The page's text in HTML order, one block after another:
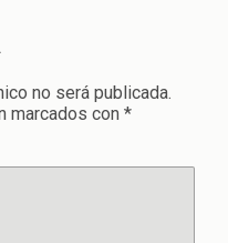
no será publicada.
marcados con *